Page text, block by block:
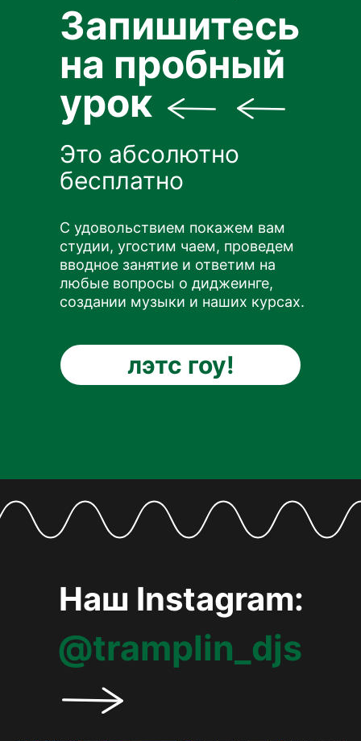
Запишитесь
на пробный
урок
С удовольствием покажем вам
студии, угостим чаем, проведем
вводное занятие и ответим на
любые вопросы о диджеинге,
создании музыки и наших курсах.
Это абсолютно
бесплатно
лэтс гоу!
Наш Instagram:
@tramplin_djs